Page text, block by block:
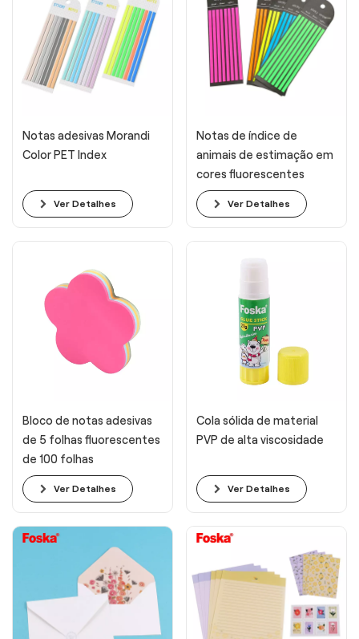
Notas adesivas Morandi
Color PET Index
Ver Detalhes
Notas de índice de
animais de estimação em
cores fluorescentes
Ver Detalhes
Bloco de notas adesivas
de 5 folhas fluorescentes
de 100 folhas
Ver Detalhes
Cola sólida de material
PVP de alta viscosidade
Ver Detalhes